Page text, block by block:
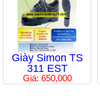
Giày Simon TS
311 EST
Giá: 650,000